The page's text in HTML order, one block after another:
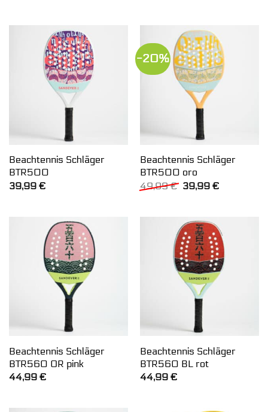
Beachtennis Schläger
BTR500
39,99 €
-20%
Beachtennis Schläger
BTR500 oro
49,99€ Ursprünglicher
39,99 €Aktueller
Beachtennis Schläger
BTR560 OR pink
44,99 €
Beachtennis Schläger
BTR560 BL rot
44,99 €